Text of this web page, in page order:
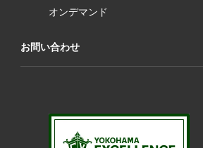
オンデマンド
お問い合わせ